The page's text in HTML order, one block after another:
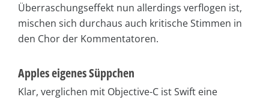
Überraschungseffekt nun allerdings verflogen ist,
mischen sich durchaus auch kritische Stimmen in
den Chor der Kommentatoren.
Apples eigenes Süppchen
Klar, verglichen mit Objective-C ist Swift eine